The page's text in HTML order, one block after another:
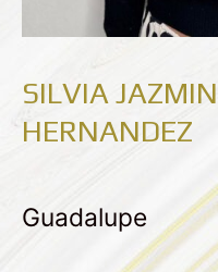
SILVIA
HERNANDEZ
Guadalupe